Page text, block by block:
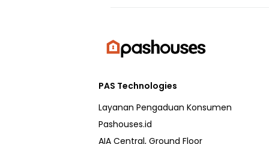
PAS Technologies
Layanan Pengaduan Konsumen
Pashouses.id
AIA Central, Ground Floor